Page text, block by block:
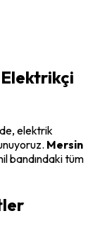
elektrik
Mersin
bandındaki tüm